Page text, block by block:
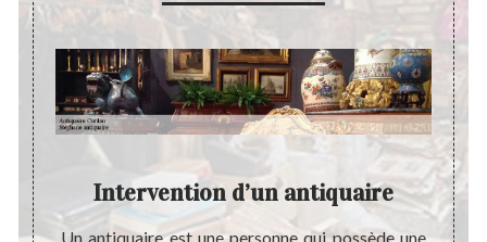
Intervention d’un antiquaire
Un antiquaire est une personne qui possède une
Une